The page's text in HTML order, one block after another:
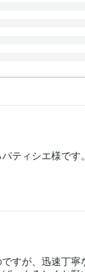
ティシエ様で
すが、迅速丁寧